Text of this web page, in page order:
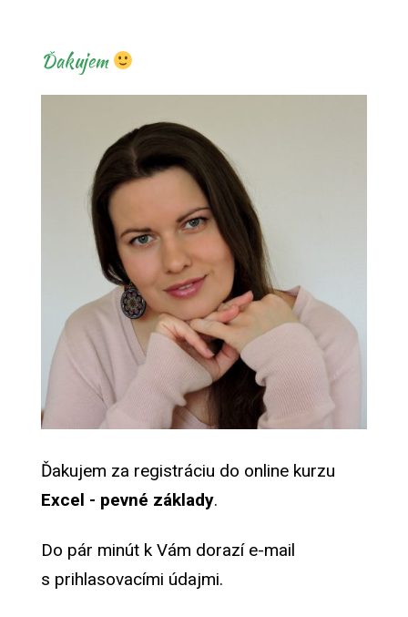
Ďakujem
Ďakujem za registráciu do online kurzu
Excel - pevné základy.
Do pár minút k Vám dorazí e-mail
s prihlasovacími údajmi.